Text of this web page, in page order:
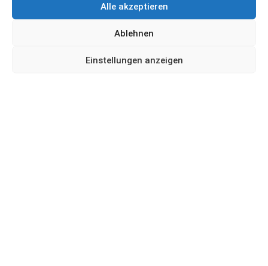
Alle akzeptieren
Ablehnen
Einstellungen anzeigen